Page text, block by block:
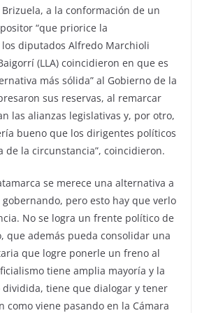
a la conformación de un
“que priorice la
diputados Alfredo Marchioli
(LLA) coincidieron en que es
más sólida” al Gobierno de la
sus reservas, al remarcar
las alianzas legislativas y, por otro,
bueno que los dirigentes políticos
de la circunstancia”, coincidieron.
se merece una alternativa a
pero esto hay que verlo
No se logra un frente político de
que además pueda consolidar una
que logre ponerle un freno al
tiene amplia mayoría y la
tiene que dialogar y tener
como viene pasando en la Cámara